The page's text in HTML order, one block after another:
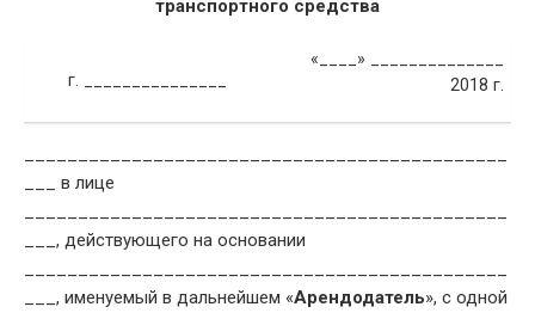
транспортного средства
г. _______________
«____» ______________
2018 г.
___ в лице
___, действующего на основании
___, именуемый в дальнейшем «Арендодатель», с одной